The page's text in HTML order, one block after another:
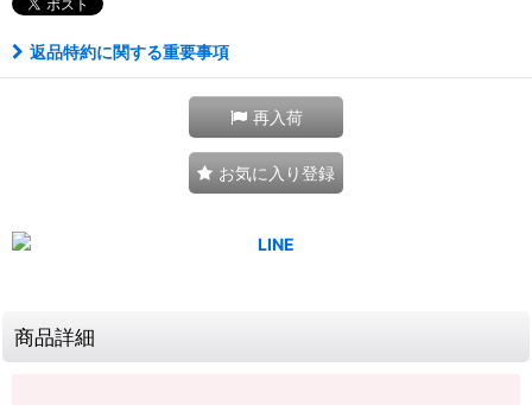
返品特約に関する重要事項
再入荷
お気に入り登録
商品詳細